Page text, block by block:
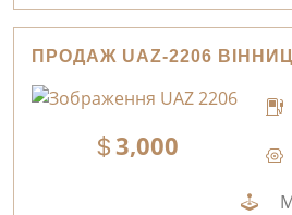
ПРОДАЖ UAZ-2206
3,000